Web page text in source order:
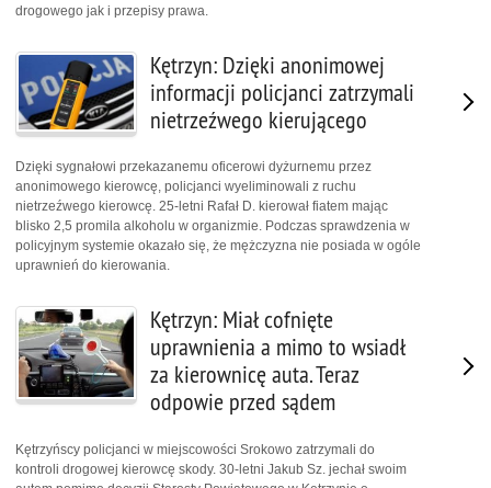
drogowego jak i przepisy prawa.
Kętrzyn: Dzięki anonimowej
informacji policjanci zatrzymali
nietrzeźwego kierującego
Dzięki sygnałowi przekazanemu oficerowi dyżurnemu przez
anonimowego kierowcę, policjanci wyeliminowali z ruchu
nietrzeźwego kierowcę. 25-letni Rafał D. kierował fiatem mając
blisko 2,5 promila alkoholu w organizmie. Podczas sprawdzenia w
policyjnym systemie okazało się, że mężczyzna nie posiada w ogóle
uprawnień do kierowania.
Kętrzyn: Miał cofnięte
uprawnienia a mimo to wsiadł
za kierownicę auta. Teraz
odpowie przed sądem
Kętrzyńscy policjanci w miejscowości Srokowo zatrzymali do
kontroli drogowej kierowcę skody. 30-letni Jakub Sz. jechał swoim